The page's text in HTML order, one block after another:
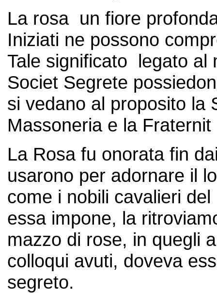
La rosa un fiore
Iniziati ne possono
Tale significato legato al
Societ Segrete
si vedano al proposito la
Massoneria e la
La Rosa fu onorata fin
usarono per adornare il
come i nobili cavalieri
essa impone, la
mazzo di rose, in quegli
colloqui avuti, doveva
segreto.